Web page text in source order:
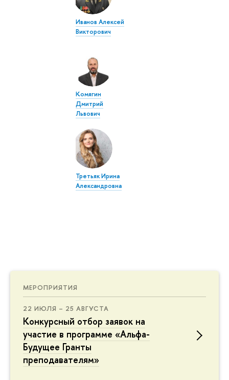
МЕРОПРИЯТИЯ
22 ИЮЛЯ – 25 АВГУСТА
Конкурсный отбор заявок на
участие в программе «Альфа-
Будущее Гранты
преподавателям»
Иванов Алексей
Викторович
Комягин
Дмитрий
Львович
Третьяк Ирина
Александровна